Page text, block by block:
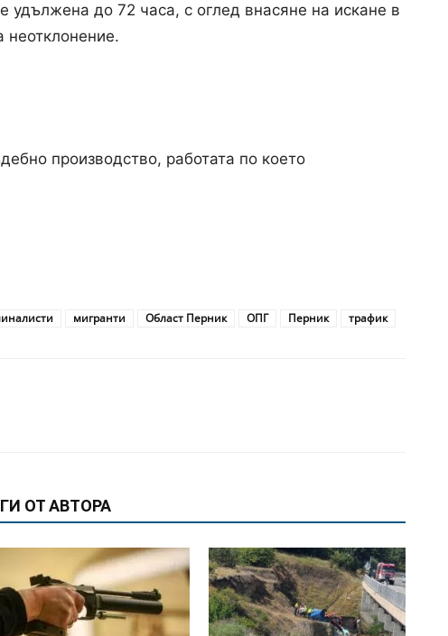
удължена до 72 часа, с оглед внасяне на искане в
неотклонение.
производство, работата по което
мигранти Област Перник ОПГ Перник трафик
ОТ АВТОРА